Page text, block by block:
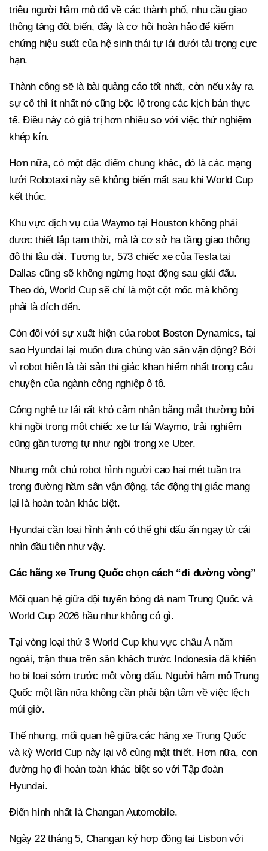
triệu người hâm mộ đổ về các thành phố, nhu cầu giao
thông tăng đột biến, đây là cơ hội hoàn hảo để kiểm
chứng hiệu suất của hệ sinh thái tự lái dưới tải trọng cực
hạn.
Thành công sẽ là bài quảng cáo tốt nhất, còn nếu xảy ra
sự cố thì ít nhất nó cũng bộc lộ trong các kịch bản thực
tế. Điều này có giá trị hơn nhiều so với việc thử nghiệm
khép kín.
Hơn nữa, có một đặc điểm chung khác, đó là các mạng
lưới Robotaxi này sẽ không biến mất sau khi World Cup
kết thúc.
Khu vực dịch vụ của Waymo tại Houston không phải
được thiết lập tạm thời, mà là cơ sở hạ tầng giao thông
đô thị lâu dài. Tương tự, 573 chiếc xe của Tesla tại
Dallas cũng sẽ không ngừng hoạt động sau giải đấu.
Theo đó, World Cup sẽ chỉ là một cột mốc mà không
phải là đích đến.
Còn đối với sự xuất hiện của robot Boston Dynamics, tại
sao Hyundai lại muốn đưa chúng vào sân vận động? Bởi
vì robot hiện là tài sản thị giác khan hiếm nhất trong câu
chuyện của ngành công nghiệp ô tô.
Công nghệ tự lái rất khó cảm nhận bằng mắt thường bởi
khi ngồi trong một chiếc xe tự lái Waymo, trải nghiệm
cũng gần tương tự như ngồi trong xe Uber.
Nhưng một chú robot hình người cao hai mét tuần tra
trong đường hầm sân vận động, tác động thị giác mang
lại là hoàn toàn khác biệt.
Hyundai cần loại hình ảnh có thể ghi dấu ấn ngay từ cái
nhìn đầu tiên như vậy.
Các hãng xe Trung Quốcchọn cách “đi đường vòng”
Mối quan hệ giữa đội tuyển bóng đá nam Trung Quốc và
World Cup 2026 hầu như không có gì.
Tại vòng loại thứ 3 World Cup khu vực châu Á năm
ngoái, trận thua trên sân khách trước Indonesia đã khiến
họ bị loại sớm trước một vòng đấu. Người hâm mộ Trung
Quốc một lần nữa không cần phải bận tâm về việc lệch
múi giờ.
Thế nhưng, mối quan hệ giữa các hãng xe Trung Quốc
và kỳ World Cup này lại vô cùng mật thiết. Hơn nữa, con
đường họ đi hoàn toàn khác biệt so với Tập đoàn
Hyundai.
Điển hình nhất là Changan Automobile.
Ngày 22 tháng 5, Changan ký hợp đồng tại Lisbon với